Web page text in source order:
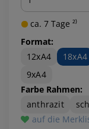
ca. 7 Tage ²⁾
Format:
12xA4
18xA4
9xA4
Farbe Rahmen:
anthrazit
auf die